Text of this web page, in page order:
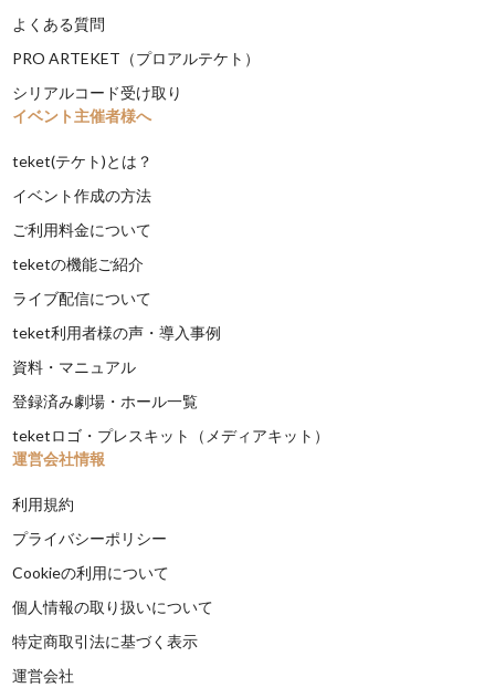
よくある質問
PRO ARTEKET（プロアルテケト）
シリアルコード受け取り
イベント主催者様へ
teket(テケト)とは？
イベント作成の方法
ご利用料金について
teketの機能ご紹介
ライブ配信について
teket利用者様の声・導入事例
資料・マニュアル
登録済み劇場・ホール一覧
teketロゴ・プレスキット（メディアキット）
運営会社情報
利用規約
プライバシーポリシー
Cookieの利用について
個人情報の取り扱いについて
特定商取引法に基づく表示
運営会社